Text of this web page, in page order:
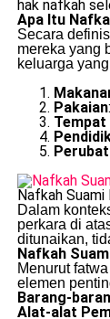
hak nafkah
Apa Itu
Secara
mereka yang
keluarga
Pakaian
Nafkah
Dalam
perkara di
ditunaikan,
Nafkah
Menurut
elemen
Barang-
Alat-alat